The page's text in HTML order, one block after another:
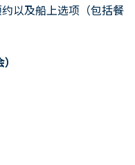
以及船上选项（包括餐